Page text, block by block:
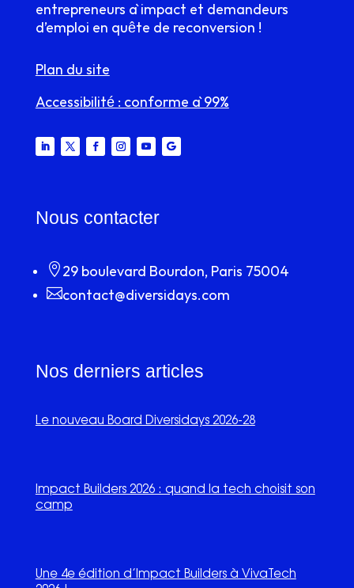
entrepreneurs à impact et demandeurs
d’emploi en quête de reconversion !
Plan du site
Accessibilité : conforme à 99%
Nous contacter
 29 boulevard Bourdon, Paris 75004
contact@diversidays.com
Nos derniers articles
Le nouveau Board Diversidays 2026-28
Impact Builders 2026 : quand la tech choisit son
camp
Une 4e édition d’Impact Builders à VivaTech